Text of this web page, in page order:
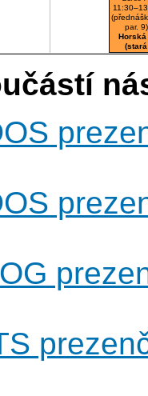
par. 9)
(stará